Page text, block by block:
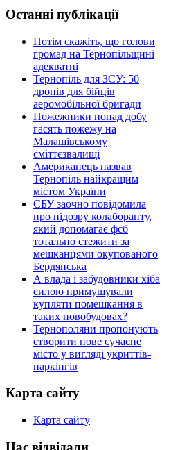
Останні публікації
Потім скажіть, що голови
громад на Тернопільщині
адекватні
Тернопіль для ЗСУ: 50
дронів для бійців
аеромобільної бригади
Пожежники понад добу
гасять пожежу на
Малашівському
сміттєзвалищі
Американець назвав
Тернопіль найкращим
містом України
СБУ заочно повідомила
про підозру колаборанту,
який допомагає фсб
тотально стежити за
мешканцями окупованого
Бердянська
А влада і забудовники хіба
силою примушували
купляти помешкання в
таких новобудовах?
Тернополяни пропонують
створити нове сучасне
місто у вигляді укриттів-
паркінгів
Карта сайту
Карта сайту
Нас відвідали